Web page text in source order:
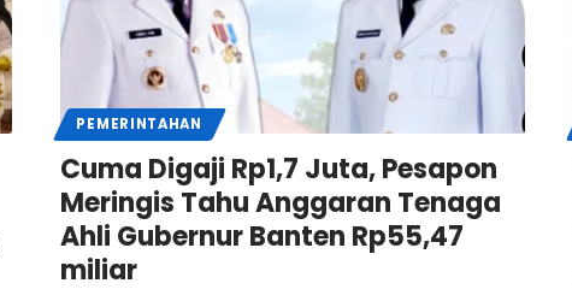
PEMERINTAHAN
Cuma Digaji Rp1,7 Juta, Pesapon
Meringis Tahu Anggaran Tenaga
Ahli Gubernur Banten Rp55,47
miliar